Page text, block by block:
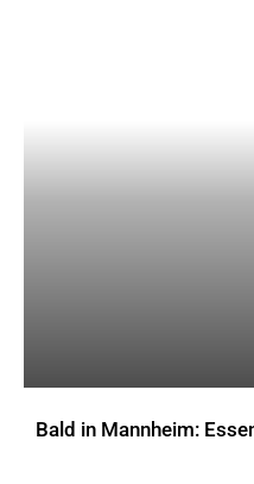
Bald in Mannheim: